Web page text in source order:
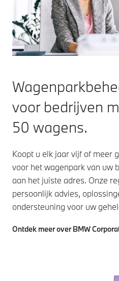
voor bedrijven
50 wagens.
Koopt u elk jaar vijf of meer
voor het wagenpark van uw
aan het juiste adres. Onze
persoonlijk advies,
ondersteuning voor uw
Ontdek meer over BMW